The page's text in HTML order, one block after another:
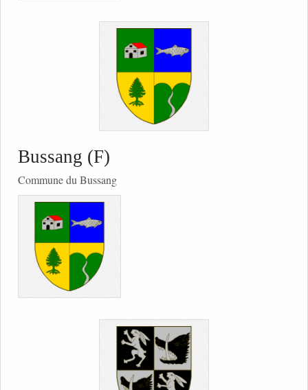
Bussang (F)
Commune du Bussang